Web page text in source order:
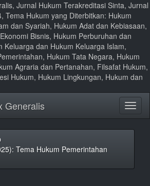
Jurnal Hukum Terakreditasi Sinta, Jurnal
Tema Hukum yang Diterbitkan: Hukum
dan Syariah, Hukum Adat dan Kebiasaan,
Bisnis, Hukum Perburuhan dan
Keluarga dan Hukum Keluarga Islam,
Hukum Tata Negara, Hukum
Agraria dan Pertanahan, Filsafat Hukum,
Hukum, Hukum Lingkungan, Hukum dan
Generalis
Tema Hukum Pemerintahan